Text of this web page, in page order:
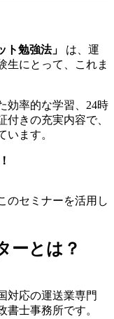
ト勉強法」
は、運
生にとって、これま
効率的な学習、24時
付きの充実内容で、
います。
のセミナーを活用し
ーとは？
対応の運送業専門
書士事務所です。